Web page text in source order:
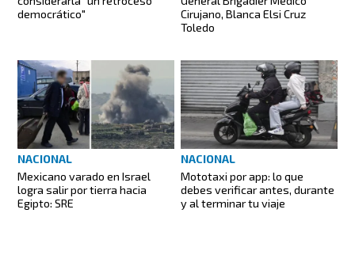
democrático"
Cirujano, Blanca Elsi Cruz
Toledo
NACIONAL
Mexicano varado en Israel
logra salir por tierra hacia
Egipto: SRE
NACIONAL
Mototaxi por app: lo que
debes verificar antes, durante
y al terminar tu viaje